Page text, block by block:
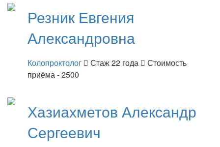
Резник Евгения
Александровна
Колопроктолог Стаж 22 года
Стоимость
приёма - 2500
Хазиахметов Александр
Сергеевич